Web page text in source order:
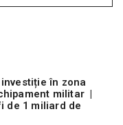
în zona
militar |
de 1 miliard de